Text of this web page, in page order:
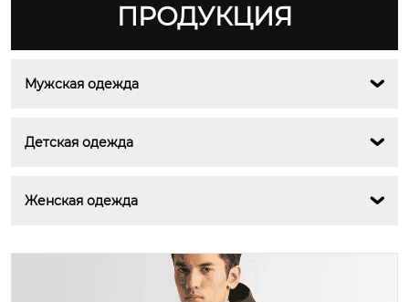
ПРОДУКЦИЯ
Мужская одежда 
Детская одежда 
Женская одежда 